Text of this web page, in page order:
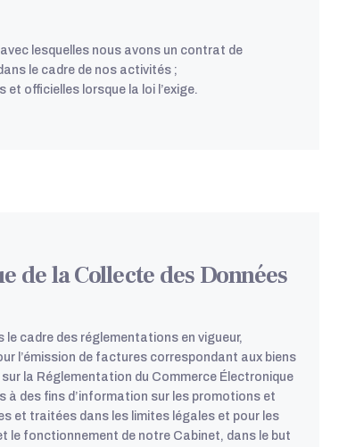
lesquelles nous avons un contrat de
le cadre de nos activités ;
officielles lorsque la loi l’exige.
de la Collecte des Données
cadre des réglementations en vigueur,
l’émission de factures correspondant aux biens
la Réglementation du Commerce Électronique
à des fins d’information sur les promotions et
et traitées dans les limites légales et pour les
le fonctionnement de notre Cabinet, dans le but